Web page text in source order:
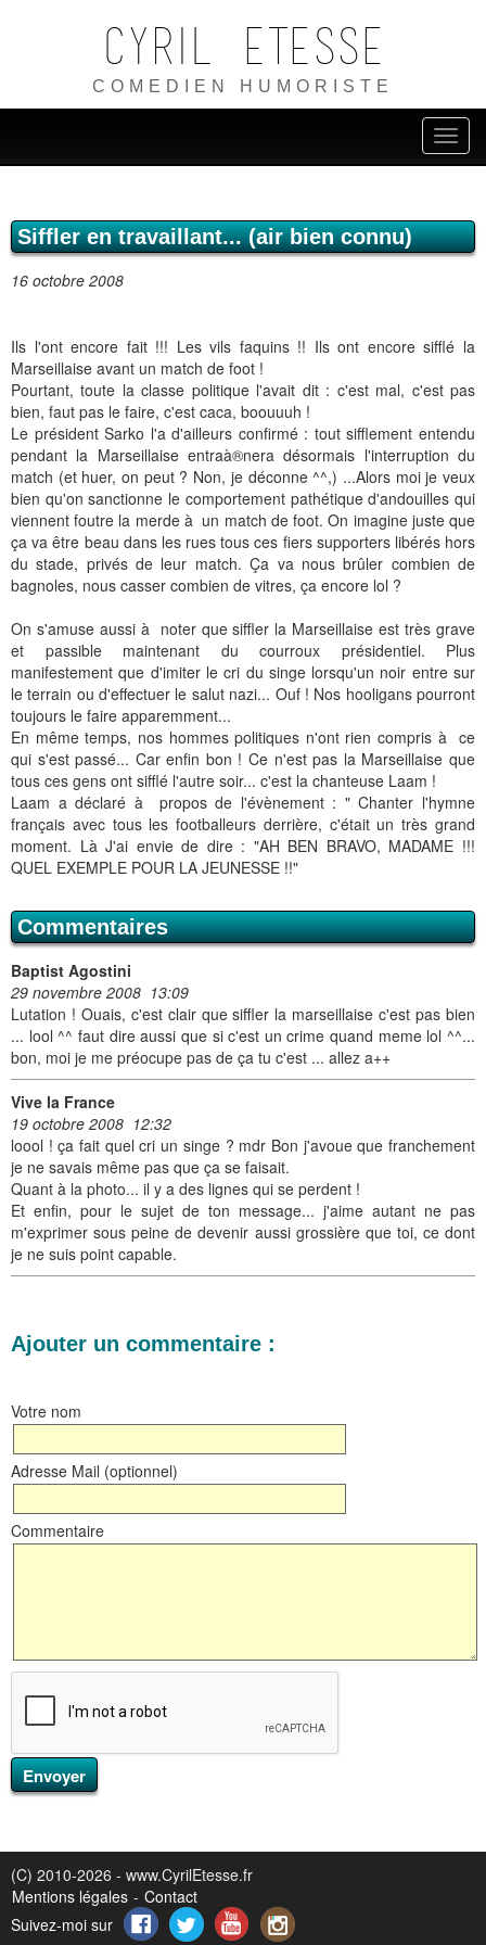
Cyril ETESSE
COMEDIEN HUMORISTE
Siffler en travaillant... (air bien connu)
16 octobre 2008
Ils l'ont encore fait !!! Les vils faquins !! Ils ont encore sifflé la
Marseillaise avant un match de foot !
Pourtant, toute la classe politique l'avait dit : c'est mal, c'est pas
bien, faut pas le faire, c'est caca, boouuuh !
Le président Sarko l'a d'ailleurs confirmé : tout sifflement entendu
pendant la Marseillaise entraà®nera désormais l'interruption du
match (et huer, on peut ? Non, je déconne ^^,) ...Alors moi je veux
bien qu'on sanctionne le comportement pathétique d'andouilles qui
viennent foutre la merde à un match de foot. On imagine juste que
ça va être beau dans les rues tous ces fiers supporters libérés hors
du stade, privés de leur match. Ça va nous brûler combien de
bagnoles, nous casser combien de vitres, ça encore lol ?
On s'amuse aussi à noter que siffler la Marseillaise est très grave
et passible maintenant du courroux présidentiel. Plus
manifestement que d'imiter le cri du singe lorsqu'un noir entre sur
le terrain ou d'effectuer le salut nazi... Ouf ! Nos hooligans pourront
toujours le faire apparemment...
En même temps, nos hommes politiques n'ont rien compris à ce
qui s'est passé... Car enfin bon ! Ce n'est pas la Marseillaise que
tous ces gens ont sifflé l'autre soir... c'est la chanteuse Laam !
Laam a déclaré à propos de l'évènement : " Chanter l'hymne
français avec tous les footballeurs derrière, c'était un très grand
moment. Là J'ai envie de dire : "AH BEN BRAVO, MADAME !!!
QUEL EXEMPLE POUR LA JEUNESSE !!"
Commentaires
Baptist Agostini
29 novembre 2008 13:09
Lutation ! Ouais, c'est clair que siffler la marseillaise c'est pas bien
... lool ^^ faut dire aussi que si c'est un crime quand meme lol ^^...
bon, moi je me préocupe pas de ça tu c'est ... allez a++
Vive la France
19 octobre 2008 12:32
loool ! ça fait quel cri un singe ? mdr Bon j'avoue que franchement
je ne savais même pas que ça se faisait.
Quant à la photo... il y a des lignes qui se perdent !
Et enfin, pour le sujet de ton message... j'aime autant ne pas
m'exprimer sous peine de devenir aussi grossière que toi, ce dont
je ne suis point capable.
Ajouter un commentaire :
Votre nom
Adresse Mail (optionnel)
Commentaire
(C) 2010-2026 - www.CyrilEtesse.fr
Mentions légales - Contact
Suivez-moi sur